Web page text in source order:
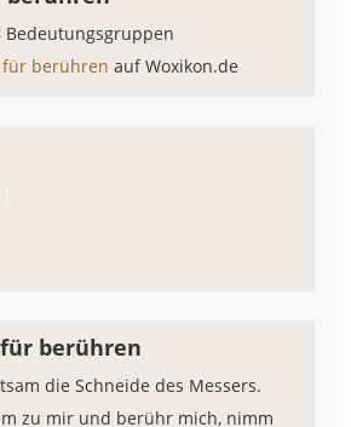
Bedeutungsgruppen
für berührenauf Woxikon.de
berühren
die Schneide des Messers.
zu mir und berühr mich, nimm